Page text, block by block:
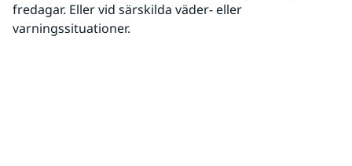
fredagar. Eller vid särskilda väder- eller
varningssituationer.